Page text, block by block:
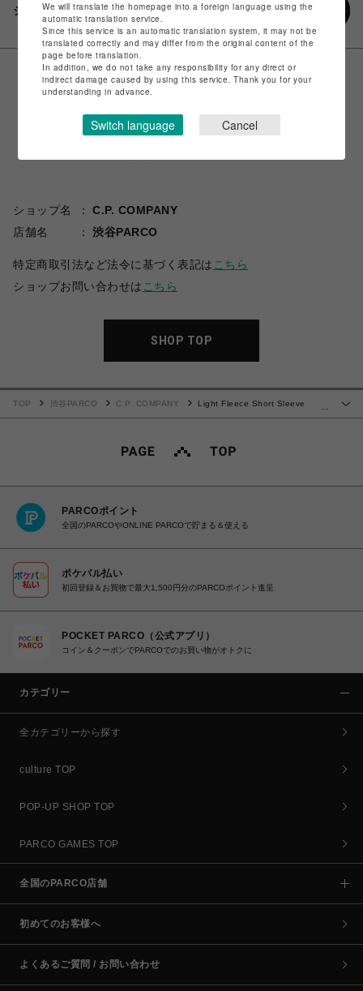
シェアする
ショップ名
C.P. COMPANY
店舗名
渋谷PARCO
特定商取引法など法令に基づく表記は こちら
ショップお問い合わせは こちら
SHOP TOP
TOP 渋谷PARCO C.P. COMPANY
Light Fleece Short Sleeve
PARCOポイント
全国のPARCOやONLINE PARCOで貯まる＆使える
ポケパル払い
初回登録＆お買物で最大1,500円分のPARCOポイント進呈
POCKET PARCO（公式アプリ）
コイン＆クーポンでPARCOでのお買い物がオトクに
カテゴリー
全カテゴリーから探す
culture TOP
POP-UP SHOP TOP
PARCO GAMES TOP
全国のPARCO店舗
初めてのお客様へ
よくあるご質問 / お問い合わせ
We will translate the homepage into a foreign language using the
automatic translation service.
Since this service is an automatic translation system, it may not be
translated correctly and may differ from the original content of the
page before translation.
In addition, we do not take any responsibility for any direct or
indirect damage caused by using this service. Thank you for your
understanding in advance.
Switch language Cancel